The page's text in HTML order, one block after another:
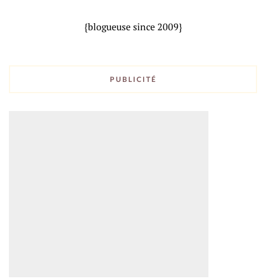
{blogueuse since 2009}
PUBLICITÉ